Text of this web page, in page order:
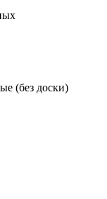
(без доски)